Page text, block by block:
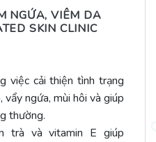
NGỨA, VIÊM DA
SKIN CLINIC
việc cải thiện tình trạng
ngứa, mùi hôi và giúp
thường.
trà và vitamin E giúp